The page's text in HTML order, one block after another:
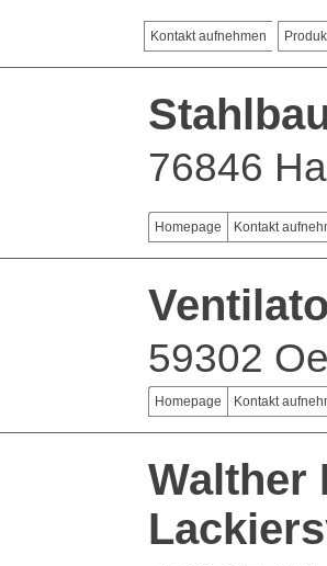
Kontakt aufnehmen
76846
Homepage Kontakt
59302
Homepage Kontakt
Walther